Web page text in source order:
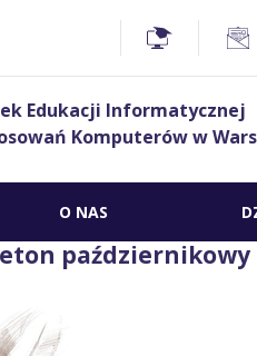
Edukacji Informatycznej
Komputerów w
O NAS
październikowy